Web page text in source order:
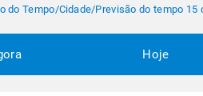
do Tempo/Cidade/Previsão do tempo 15
Hoje